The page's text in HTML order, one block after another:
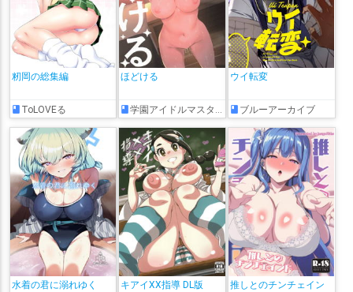
籾岡の総集編
ToLOVEる
ほどける
学園アイドルマスター
ウイ転変
ブルーアーカイブ
水着の君に溺れゆく キアイXX指導 DL版
推しとのチンチェイン